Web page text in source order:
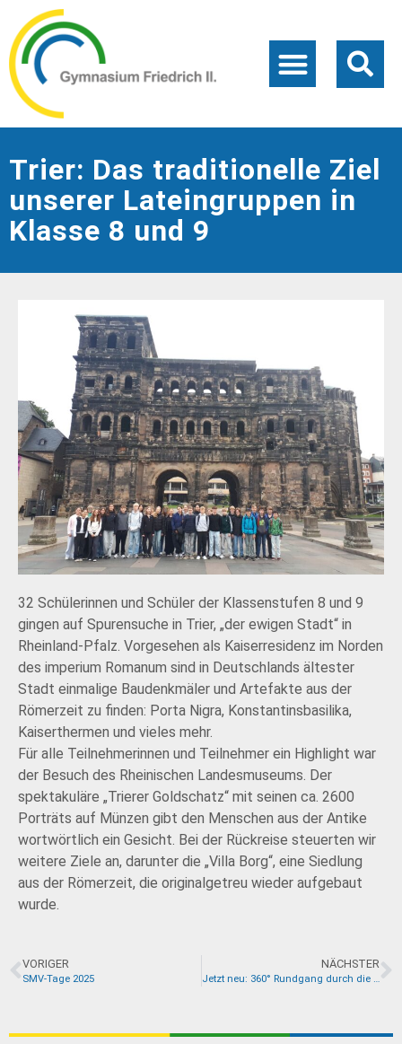
Trier: Das traditionelle Ziel
unserer Lateingruppen in
Klasse 8 und 9
32 Schülerinnen und Schüler der Klassenstufen 8 und 9
gingen auf Spurensuche in Trier, „der ewigen Stadt“ in
Rheinland-Pfalz. Vorgesehen als Kaiserresidenz im Norden
des imperium Romanum sind in Deutschlands ältester
Stadt einmalige Baudenkmäler und Artefakte aus der
Römerzeit zu finden: Porta Nigra, Konstantinsbasilika,
Kaiserthermen und vieles mehr.
Für alle Teilnehmerinnen und Teilnehmer ein Highlight war
der Besuch des Rheinischen Landesmuseums. Der
spektakuläre „Trierer Goldschatz“ mit seinen ca. 2600
Porträts auf Münzen gibt den Menschen aus der Antike
wortwörtlich ein Gesicht. Bei der Rückreise steuerten wir
weitere Ziele an, darunter die „Villa Borg“, eine Siedlung
aus der Römerzeit, die originalgetreu wieder aufgebaut
wurde.
VORIGER
SMV-Tage 2025
NÄCHSTER
Jetzt neu: 360° Rundgang durch die Schule